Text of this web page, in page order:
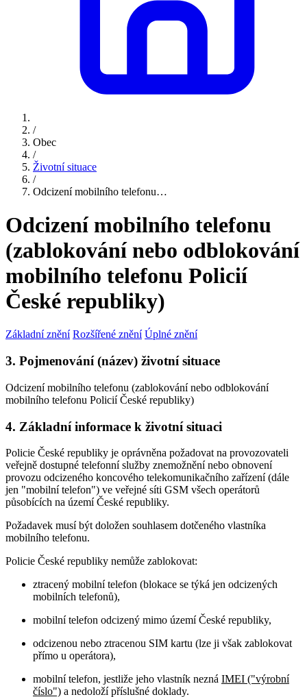
/
Obec
/
Životní situace
/
Odcizení mobilního telefonu…
Odcizení mobilního telefonu
(zablokování nebo odblokování
mobilního telefonu Policií
České republiky)
Základní znění Rozšířené znění Úplné znění
3. Pojmenování (název) životní situace
Odcizení mobilního telefonu (zablokování nebo odblokování
mobilního telefonu Policií České republiky)
4. Základní informace k životní situaci
Policie České republiky je oprávněna požadovat na provozovateli
veřejně dostupné telefonní služby znemožnění nebo obnovení
provozu odcizeného koncového telekomunikačního zařízení (dále
jen "mobilní telefon") ve veřejné síti GSM všech operátorů
působících na území České republiky.
Požadavek musí být doložen souhlasem dotčeného vlastníka
mobilního telefonu.
Policie České republiky nemůže zablokovat:
ztracený mobilní telefon (blokace se týká jen odcizených
mobilních telefonů),
mobilní telefon odcizený mimo území České republiky,
odcizenou nebo ztracenou SIM kartu (lze ji však zablokovat
přímo u operátora),
mobilní telefon, jestliže jeho vlastník nezná IMEI ("výrobní
číslo") a nedoloží příslušné doklady.